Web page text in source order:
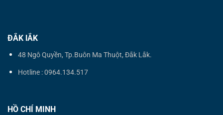
ĐẮK lẮK
48 Ngô Quyền, Tp.Buôn Ma Thuột, Đắk Lắk.
Hotline : 0964.134.517
HỒ CHÍ MINH